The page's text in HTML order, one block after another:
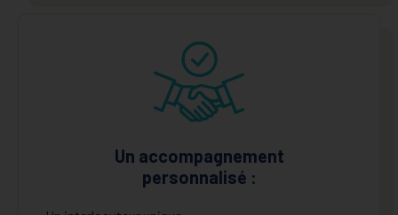
Un accompagnement
personnalisé :